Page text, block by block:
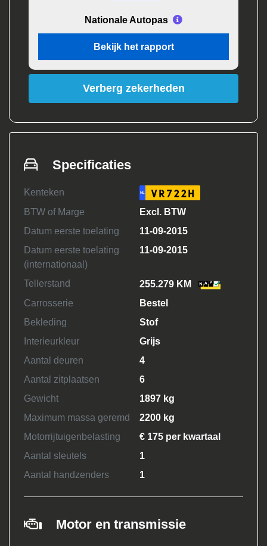
Nationale Autopas
Bekijk het rapport
Verberg zekerheden
Specificaties
Kenteken NL VR722H
BTW of Marge
Excl. BTW
Datum eerste toelating
11-09-2015
Datum eerste toelating
(internationaal)
11-09-2015
Tellerstand
255.279 KM
Carrosserie
Bestel
Bekleding
Stof
Interieurkleur
Grijs
Aantal deuren
4
Aantal zitplaatsen
6
Gewicht
1897 kg
Maximum massa geremd
2200 kg
Motorrijtuigenbelasting
€ 175 per kwartaal
Aantal sleutels
1
Aantal handzenders
1
Motor en transmissie